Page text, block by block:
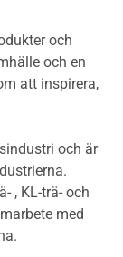
och
och en
att inspirera,
och är
, KL-trä- och
med